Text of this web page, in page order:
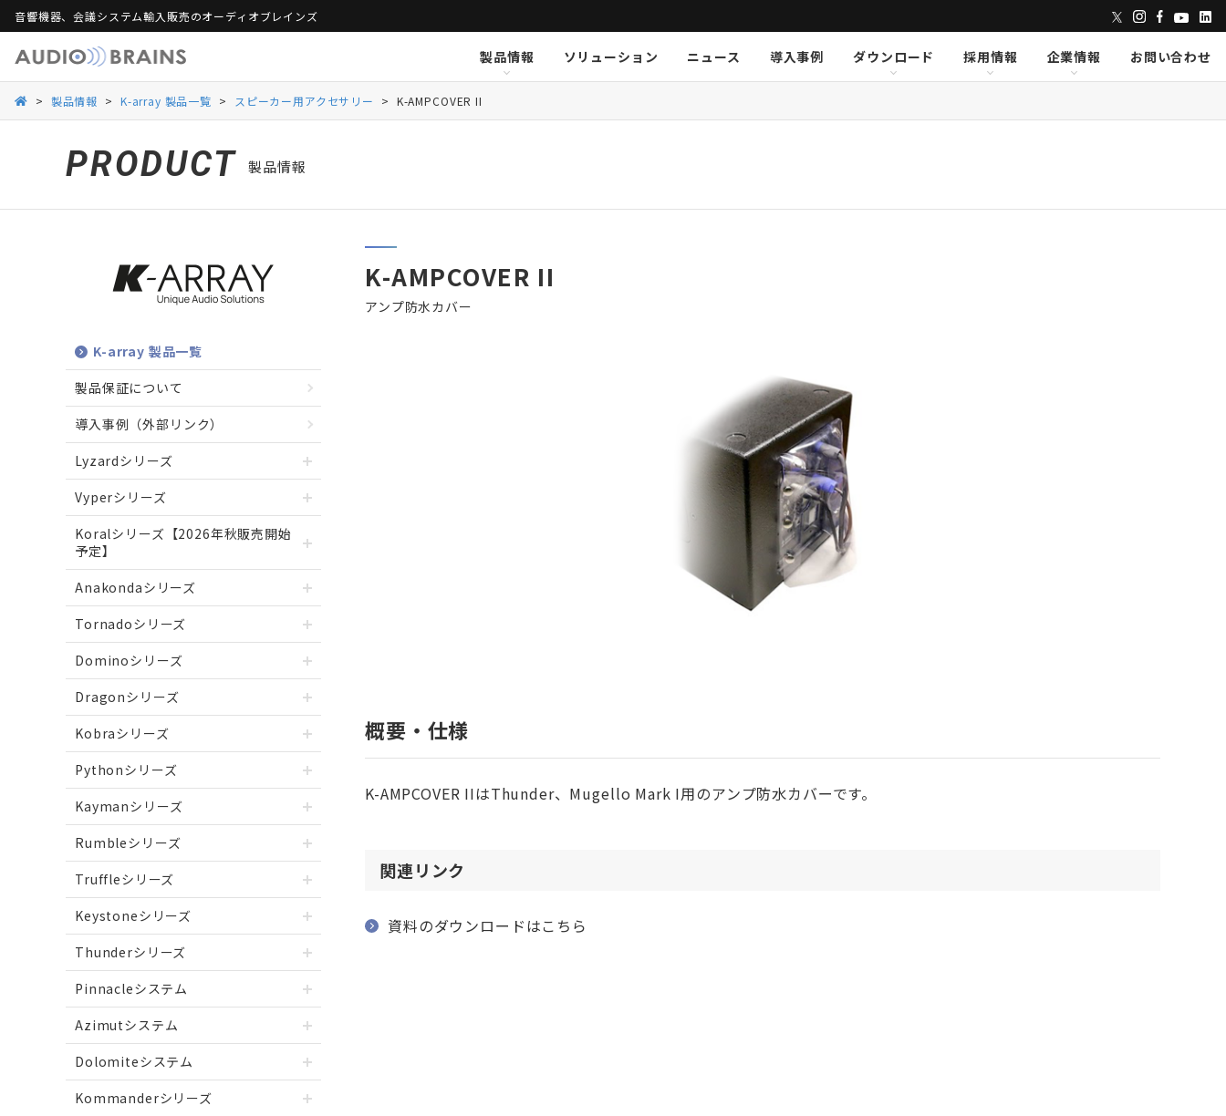
音響機器、会議システム輸入販売のオーディオブレインズ
製品情報
Danacoid
INOGENI K-array KGEAR KSCAPE
Lumens
Luminex
RDL
Taguchi
Televic TiMax Violet Audio Visionary Solutions
ソリューション
ニュース 導入事例
ダウンロード
Danacoid
INOGENI K-array KGEAR KSCAPE
Lumens
Luminex
RDL
Taguchi
Televic TiMax Violet Audio Visionary Solutions
採用情報
企業情報
お問い合わせ
> 製品情報 > K-array 製品一覧 > スピーカー用アクセサリー > K-AMPCOVER II
PRODUCT 製品情報
K-array 製品一覧
製品保証について
導入事例（外部リンク）
Lyzardシリーズ
Vyperシリーズ
Koralシリーズ【2026年秋販売開始
予定】
Anakondaシリーズ
Tornadoシリーズ
Dominoシリーズ
Dragonシリーズ
Kobraシリーズ
Pythonシリーズ
Kaymanシリーズ
Rumbleシリーズ
Truffleシリーズ
Keystoneシリーズ
Thunderシリーズ
Pinnacleシステム
Azimutシステム
Dolomiteシステム
Kommanderシリーズ
K-AMPCOVER II
アンプ防水カバー
概要・仕様
K-AMPCOVER IIはThunder、Mugello Mark I用のアンプ防水カバーです。
関連リンク
資料のダウンロードはこちら